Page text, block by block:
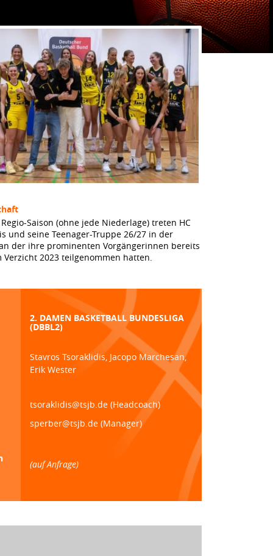
Saison (ohne jede Niederlage) treten HC
und seine Teenager-Truppe 26/27 in der
der ihre prominenten Vorgängerinnen bereits
Verzicht 2023 teilgenommen hatten.
2. DAMEN BASKETBALL BUNDESLIGA
(DBBL2)
Stavros Tsoraklidis, Jacopo Marchesan,
Erik Wester
tsoraklidis@tsjb.de (Headcoach)
sperber@tsjb.de (Manager)
(auf Anfrage)